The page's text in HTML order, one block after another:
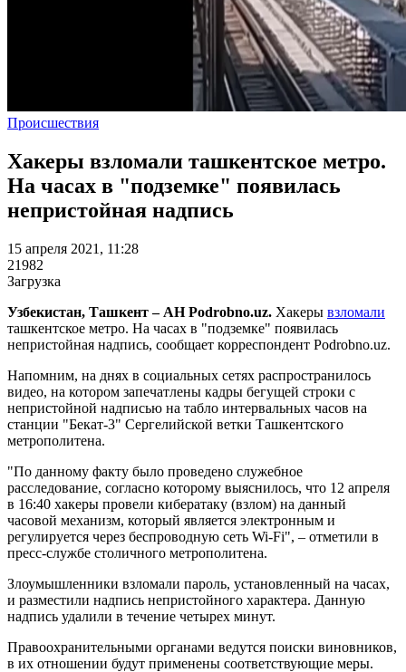
Происшествия
Хакеры взломали ташкентское метро.
На часах в "подземке" появилась
непристойная надпись
15 апреля 2021, 11:28
21982
Загрузка
Узбекистан, Ташкент – АН Podrobno.uz. Хакеры взломали
ташкентское метро. На часах в "подземке" появилась
непристойная надпись, сообщает корреспондент Podrobno.uz.
Напомним, на днях в социальных сетях распространилось
видео, на котором запечатлены кадры бегущей строки с
непристойной надписью на табло интервальных часов на
станции "Бекат-3" Сергелийской ветки Ташкентского
метрополитена.
"По данному факту было проведено служебное
расследование, согласно которому выяснилось, что 12 апреля
в 16:40 хакеры провели кибератаку (взлом) на данный
часовой механизм, который является электронным и
регулируется через беспроводную сеть Wi-Fi", – отметили в
пресс-службе столичного метрополитена.
Злоумышленники взломали пароль, установленный на часах,
и разместили надпись непристойного характера. Данную
надпись удалили в течение четырех минут.
Правоохранительными органами ведутся поиски виновников,
в их отношении будут применены соответствующие меры.